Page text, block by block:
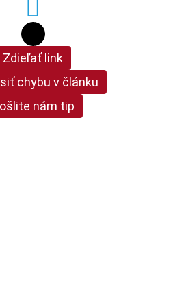
Zdieľať link
chybu v článku
nám tip